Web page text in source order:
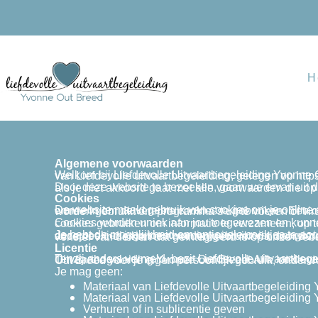
Algemene voorwaarden
Welkom bij Liefdevolle Uitvaartbegeleiding Yvonne Out Breed! Deze algemene voorwaarden omschrijven de regels en voorschriften voor het
Door deze website te bezoeken, gaan we ervan uit dat je deze algemene voorwaarden accepteert. Blijf Liefdevolle Uitvaartbegeleiding Yvonne Out Breed
Cookies
De website maakt gebruik van cookies om je online ervaring persoonlijker te maken. Door Liefdevolle Uitvaartbegeleiding Yvonne Out Breed te openen, stemde je ermee in om de vereiste cookies te gebruiken. Een cookie is een tekstbestand dat
Cookies worden uniek aan jou toegewezen en kunnen alleen worden gelezen door een webserver in het
Je hebt de mogelijkheid om optionele cookies te accepteren of om te weigeren. Er zijn enkele vereiste cookies die nodig zijn voor de werking van onze website. Voor deze cookies is je toestemming niet vereist, aangezien ze altijd werken. Hou er rekening mee dat door het accepteren van vereiste cookies, je ook cookies van derden accepteert, die kunnen worden gebruikt via door derden geleverde services als je dergelijke services op onze website gebruikt, bijvoorbeeld een video weergave venster van
Licentie
Tenzij anders vermeld, bezit Liefdevolle uitvaartbegeleiding en/of zijn licentiegevers de intellectuele eigendomsrechten voor alle gegevens op Liefdevolle Uitvaartbegeleiding
Je mag geen:
Materiaal van Liefdevolle Uitvaartbegeleiding
Materiaal van Liefdevolle Uitvaartbegeleiding
Verhuren of in sublicentie geven